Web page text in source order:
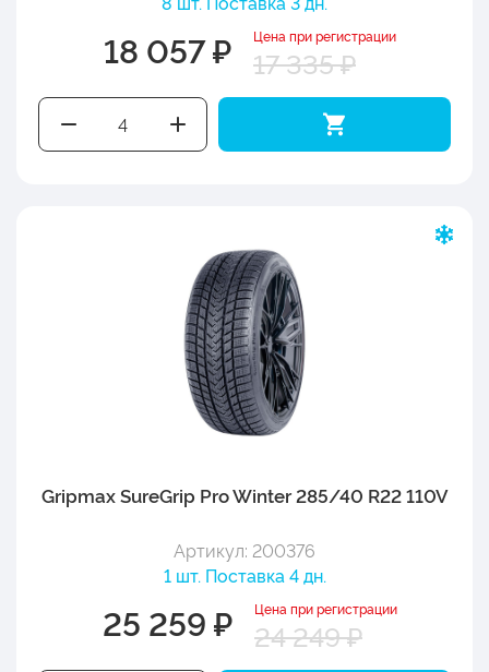
18 057 ₽ Цена при регистрации
17 335 ₽
Gripmax SureGrip Pro Winter 285/40 R22 110V
Артикул: 200376
1 шт. Поставка 4 дн.
25 259 ₽ Цена при регистрации
24 249 ₽